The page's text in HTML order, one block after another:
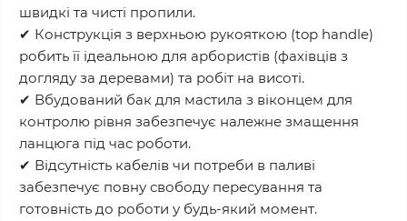
швидкі та чисті пропили.
✔ Конструкція з верхньою рукояткою (top handle)
робить її ідеальною для арбористів (фахівців з
догляду за деревами) та робіт на висоті.
✔ Вбудований бак для мастила з віконцем для
контролю рівня забезпечує належне змащення
ланцюга під час роботи.
✔ Відсутність кабелів чи потреби в паливі
забезпечує повну свободу пересування та
готовність до роботи у будь-який момент.